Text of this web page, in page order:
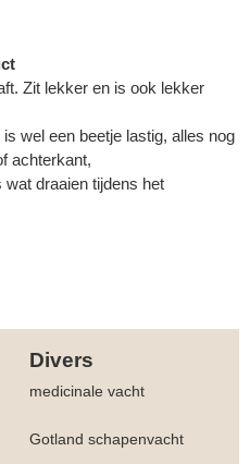
Zit lekker en is ook lekker
wel een beetje lastig, alles nog
achterkant,
draaien tijdens het
Divers
medicinale vacht
Gotland schapenvacht